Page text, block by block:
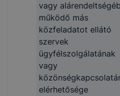
vagy
működő más
közfeladatot ellátó
szervek
ügyfélszolgálatának
vagy
elérhetősége